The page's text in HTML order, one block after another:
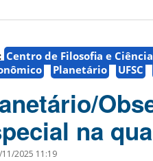
Centro de Filosofia e
Planetário UFSC
na
2025 11:19